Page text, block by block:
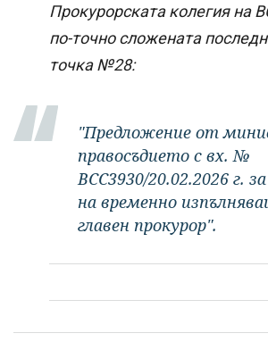
Прокурорската колегия на
по-точно сложената
точка №28:
"Предложение от
правосъдието с вх. №
ВСС3930/20.02.2026 г.
на временно
главен прокурор".